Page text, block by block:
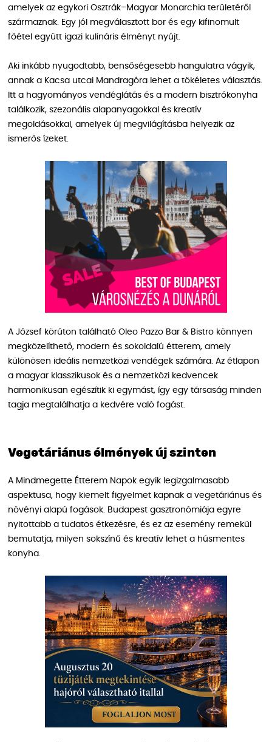
amelyek az egykori Osztrák–Magyar Monarchia területéről
származnak. Egy jól megválasztott bor és egy kifinomult
főétel együtt igazi kulináris élményt nyújt.
Aki inkább nyugodtabb, bensőségesebb hangulatra vágyik,
annak a Kacsa utcai Mandragóra lehet a tökéletes választás.
Itt a hagyományos vendéglátás és a modern bisztrókonyha
találkozik, szezonális alapanyagokkal és kreatív
megoldásokkal, amelyek új megvilágításba helyezik az
ismerős ízeket.
A József körúton található Oleo Pazzo Bar & Bistro könnyen
megközelíthető, modern és sokoldalú étterem, amely
különösen ideális nemzetközi vendégek számára. Az étlapon
a magyar klasszikusok és a nemzetközi kedvencek
harmonikusan egészítik ki egymást, így egy társaság minden
tagja megtalálhatja a kedvére való fogást.
Vegetáriánus élmények új szinten
A Mindmegette Étterem Napok egyik legizgalmasabb
aspektusa, hogy kiemelt figyelmet kapnak a vegetáriánus és
növényi alapú fogások. Budapest gasztronómiája egyre
nyitottabb a tudatos étkezésre, és ez az esemény remekül
bemutatja, milyen sokszínű és kreatív lehet a húsmentes
konyha.